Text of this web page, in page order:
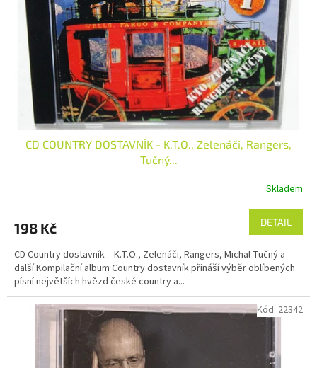
CD COUNTRY DOSTAVNÍK - K.T.O., Zelenáči, Rangers,
Tučný...
Skladem
198 Kč DETAIL
CD Country dostavník – K.T.O., Zelenáči, Rangers, Michal Tučný a
další Kompilační album Country dostavník přináší výběr oblíbených
písní největších hvězd české country a...
Kód: 22342